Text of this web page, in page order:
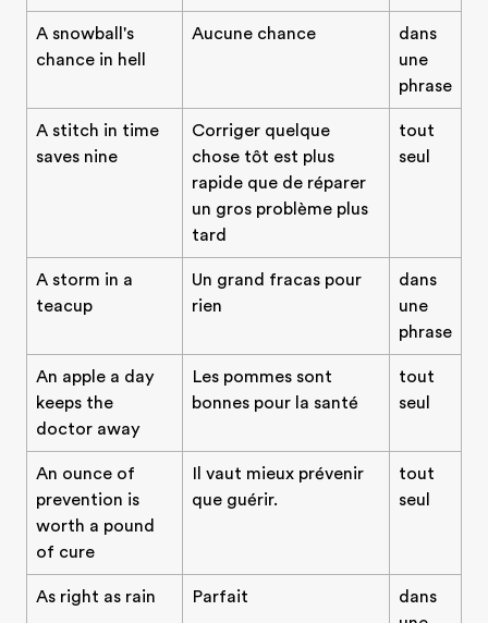
A snowball's
chance in hell
Aucune chance
dans
une
phrase
A stitch in time
saves nine
Corriger quelque
chose tôt est plus
rapide que de réparer
un gros problème plus
tard
tout
seul
A storm in a
teacup
Un grand fracas pour
rien
dans
une
phrase
An apple a day
keeps the
doctor away
Les pommes sont
bonnes pour la santé
tout
seul
An ounce of
prevention is
worth a pound
of cure
Il vaut mieux prévenir
que guérir.
tout
seul
As right as rain Parfait
dans